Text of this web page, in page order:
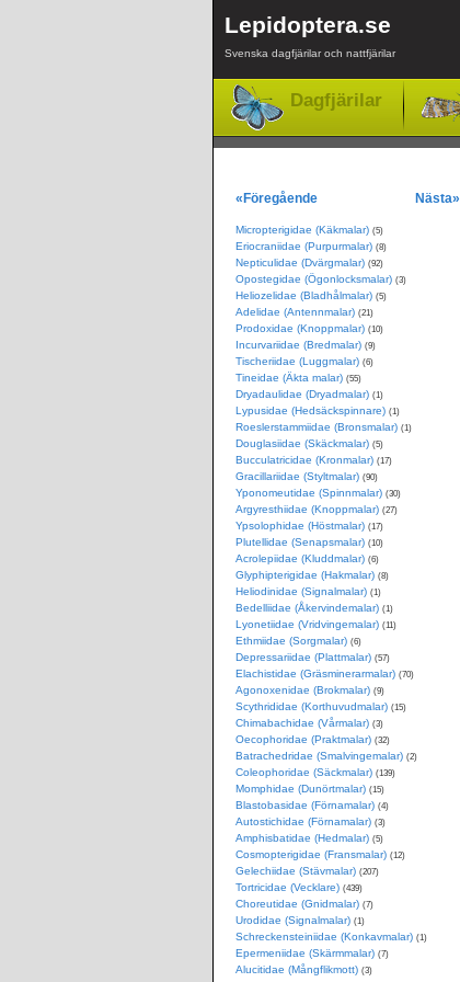
Lepidoptera.se
Svenska dagfjärilar och nattfjärilar
Dagfjärilar
«Föregående Nästa»
Micropterigidae (Käkmalar) (5)
Eriocraniidae (Purpurmalar) (8)
Nepticulidae (Dvärgmalar) (92)
Opostegidae (Ögonlocksmalar) (3)
Heliozelidae (Bladhålmalar) (5)
Adelidae (Antennmalar) (21)
Prodoxidae (Knoppmalar) (10)
Incurvariidae (Bredmalar) (9)
Tischeriidae (Luggmalar) (6)
Tineidae (Äkta malar) (55)
Dryadaulidae (Dryadmalar) (1)
Lypusidae (Hedsäckspinnare) (1)
Roeslerstammiidae (Bronsmalar) (1)
Douglasiidae (Skäckmalar) (5)
Bucculatricidae (Kronmalar) (17)
Gracillariidae (Styltmalar) (90)
Yponomeutidae (Spinnmalar) (30)
Argyresthiidae (Knoppmalar) (27)
Ypsolophidae (Höstmalar) (17)
Plutellidae (Senapsmalar) (10)
Acrolepiidae (Kluddmalar) (6)
Glyphipterigidae (Hakmalar) (8)
Heliodinidae (Signalmalar) (1)
Bedelliidae (Åkervindemalar) (1)
Lyonetiidae (Vridvingemalar) (11)
Ethmiidae (Sorgmalar) (6)
Depressariidae (Plattmalar) (57)
Elachistidae (Gräsminerarmalar) (70)
Agonoxenidae (Brokmalar) (9)
Scythrididae (Korthuvudmalar) (15)
Chimabachidae (Vårmalar) (3)
Oecophoridae (Praktmalar) (32)
Batrachedridae (Smalvingemalar) (2)
Coleophoridae (Säckmalar) (139)
Momphidae (Dunörtmalar) (15)
Blastobasidae (Förnamalar) (4)
Autostichidae (Förnamalar) (3)
Amphisbatidae (Hedmalar) (5)
Cosmopterigidae (Fransmalar) (12)
Gelechiidae (Stävmalar) (207)
Tortricidae (Vecklare) (439)
Choreutidae (Gnidmalar) (7)
Urodidae (Signalmalar) (1)
Schreckensteiniidae (Konkavmalar) (1)
Epermeniidae (Skärmmalar) (7)
Alucitidae (Mångflikmott) (3)